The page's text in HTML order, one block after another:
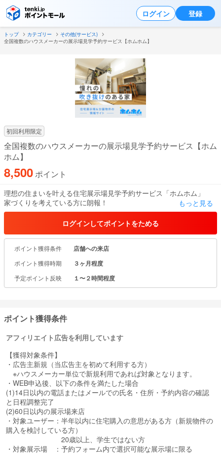
ログイン 登録
トップ カテゴリー
その他(サービス)
全国複数のハウスメーカーの展示場見学予約サービス【ホムホム】
初回利用限定
全国複数のハウスメーカーの展示場見学予約サービス【ホム
ホム】
8,500ポイント
理想の住まいを叶える住宅展示場見学予約サービス「ホムホム」
家づくりを考えている方に朗報！
「ホムホム」は、最新の住宅展示情報を網羅し、理想の住まい探し
をサポートするプラットフォームです。
一生に一度の大きな買い物であるマイホームだからこそ、
たくさんの選択肢を見て、納得のいく家づくりをしてほしい---。
そんな想いから、多彩な住宅展示場の情報をお届けしています。
【ホムホムの魅力】
豊富な住宅展示情報：多くの住宅メーカーを取り扱ってます。
取りなどを確認。
効率的な家づくりをサポートします。
もっと見る
ログインしてポイントをためる
ポイント獲得条件 店舗への来店
ポイント獲得時期 ３ヶ月程度
予定ポイント反映 １〜２時間程度
ポイント獲得条件
アフィリエイト広告を利用しています
【獲得対象条件】
・広告主新規（当広告主を初めて利用する方）
※ハウスメーカー単位で新規利用であれば対象となります。
・WEB申込後、以下の条件を満たした場合
(1)14日以内の電話またはメールでの氏名・住所・予約内容の確認
と日程調整完了
(2)60日以内の展示場来店
・対象ユーザー：半年以内に住宅購入の意思がある方（新規物件の
購入を検討している方）
20歳以上、学生ではない方
・対象展示場 ：予約フォーム内で選択可能な展示場に限る